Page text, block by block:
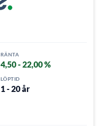
RÄNTA
4,50 - 22,00 %
LÖPTID
1 - 20 år